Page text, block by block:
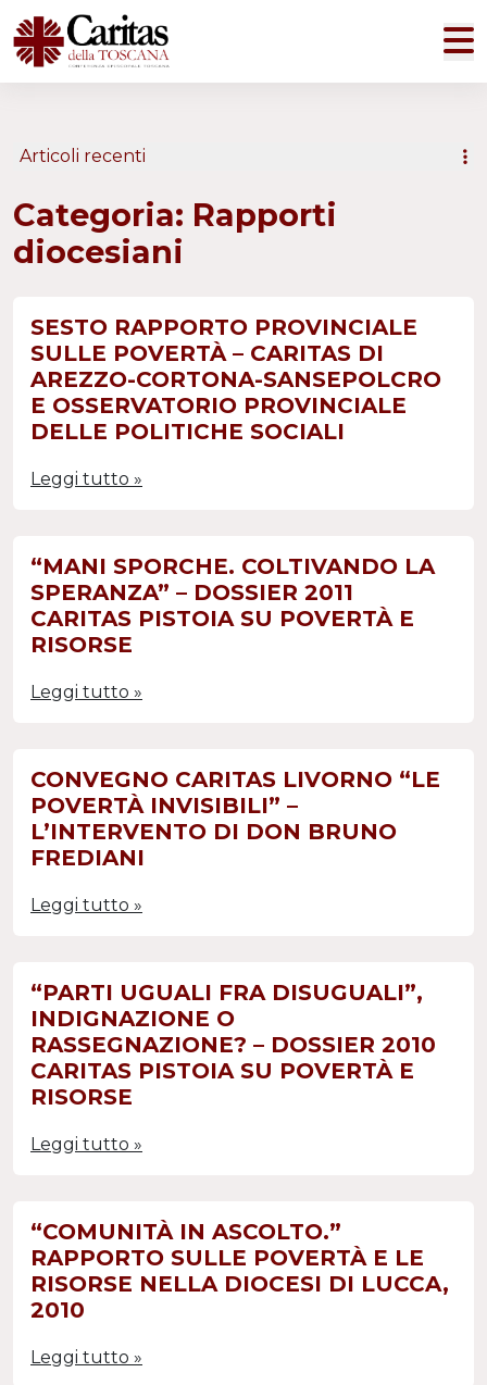
Categoria: Rapporti
diocesiani
SESTO RAPPORTO PROVINCIALE
SULLE POVERTÀ – CARITAS DI
AREZZO-CORTONA-SANSEPOLCRO
E OSSERVATORIO PROVINCIALE
DELLE POLITICHE SOCIALI
Leggi tutto »
“MANI SPORCHE. COLTIVANDO LA
SPERANZA” – DOSSIER 2011
CARITAS PISTOIA SU POVERTÀ E
RISORSE
Leggi tutto »
CONVEGNO CARITAS LIVORNO “LE
POVERTÀ INVISIBILI” –
L’INTERVENTO DI DON BRUNO
FREDIANI
Leggi tutto »
“PARTI UGUALI FRA DISUGUALI”,
INDIGNAZIONE O
RASSEGNAZIONE? – DOSSIER 2010
CARITAS PISTOIA SU POVERTÀ E
RISORSE
Leggi tutto »
“COMUNITÀ IN ASCOLTO.”
RAPPORTO SULLE POVERTÀ E LE
RISORSE NELLA DIOCESI DI LUCCA,
2010
Leggi tutto »
Articoli recenti